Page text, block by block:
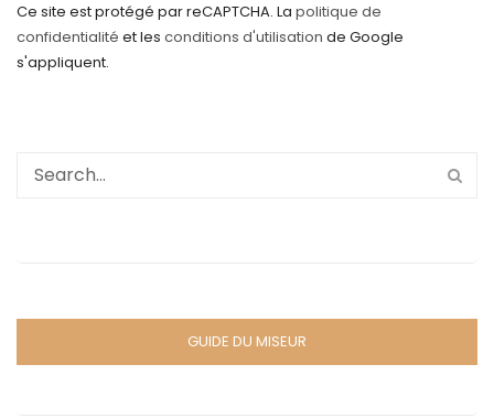
Ce site est protégé par reCAPTCHA. La politique de
confidentialité et les conditions d'utilisation de Google
s'appliquent.
GUIDE DU MISEUR